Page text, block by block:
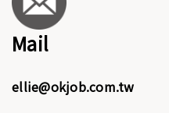
Mail
ellie@okjob.com.tw